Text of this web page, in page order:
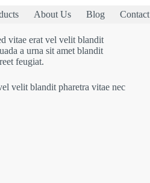
About Us Blog Contact
vitae erat vel velit blandit
a urna sit amet blandit
feugiat.
velit blandit pharetra vitae nec